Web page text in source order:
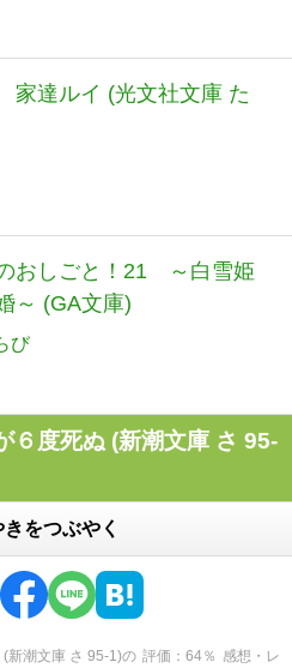
達ルイ (光文社文庫 た
おしごと！21 ～白雪姫
～ (GA文庫)
び
６度死ぬ (新潮文庫 さ 95-
をつぶやく
新潮文庫 さ 95-1)の 評価 64％ 感想・レ